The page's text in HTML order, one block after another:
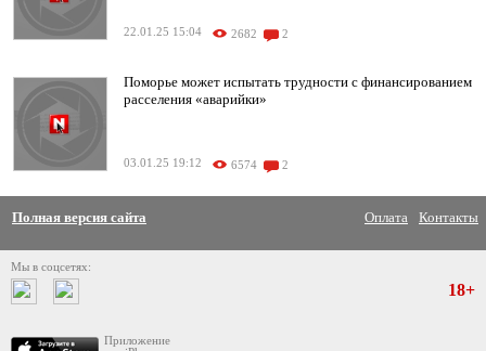
22.01.25 15:04 2682 2
Поморье может испытать трудности с финансированием
расселения «аварийки»
03.01.25 19:12 6574 2
Полная версия сайта Оплата Контакты
Мы в соцсетях:
Приложение
18+